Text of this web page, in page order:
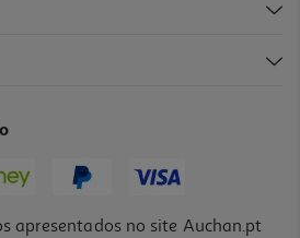
apresentados no site Auchan.pt